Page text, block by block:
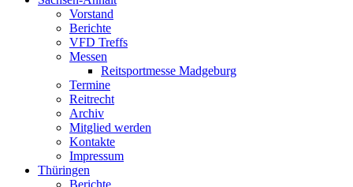
Vorstand
Berichte
VFD Treffs
Messen
Reitsportmesse Madgeburg
Termine
Reitrecht
Archiv
Mitglied werden
Kontakte
Impressum
Thüringen
Berichte